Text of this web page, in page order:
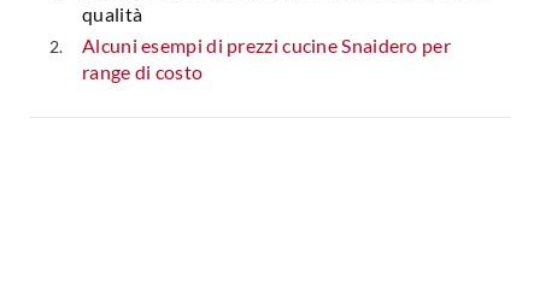
qualità
Alcuni esempi di prezzi cucine Snaidero per
range di costo